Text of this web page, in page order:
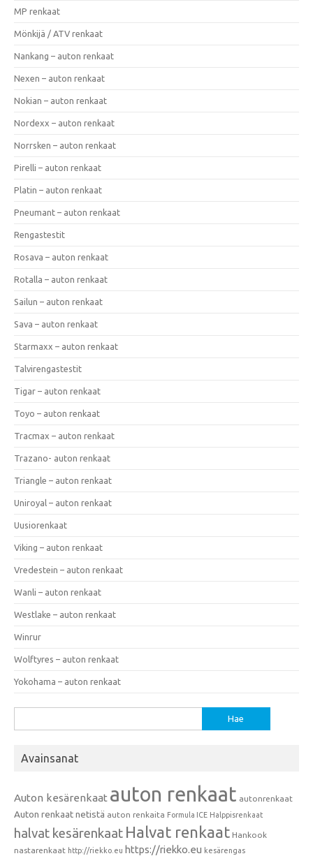
MP renkaat
Mönkijä / ATV renkaat
Nankang – auton renkaat
Nexen – auton renkaat
Nokian – auton renkaat
Nordexx – auton renkaat
Norrsken – auton renkaat
Pirelli – auton renkaat
Platin – auton renkaat
Pneumant – auton renkaat
Rengastestit
Rosava – auton renkaat
Rotalla – auton renkaat
Sailun – auton renkaat
Sava – auton renkaat
Starmaxx – auton renkaat
Talvirengastestit
Tigar – auton renkaat
Toyo – auton renkaat
Tracmax – auton renkaat
Trazano- auton renkaat
Triangle – auton renkaat
Uniroyal – auton renkaat
Uusiorenkaat
Viking – auton renkaat
Vredestein – auton renkaat
Wanli – auton renkaat
Westlake – auton renkaat
Winrur
Wolftyres – auton renkaat
Yokohama – auton renkaat
Avainsanat
Auton kesärenkaat auton renkaat autonrenkaat
Auton renkaat netistä auton renkaita Formula ICE Halppisrenkaat
halvat kesärenkaat Halvat renkaat Hankook
nastarenkaat http://riekko.eu https://riekko.eu kesärengas